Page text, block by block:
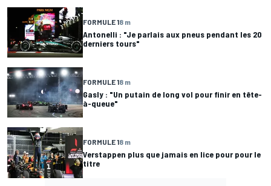
FORMULE 18 m
Antonelli : "Je parlais aux pneus pendant les 20
derniers tours"
FORMULE 18 m
Gasly : "Un putain de long vol pour finir en tête-
à-queue"
FORMULE 18 m
Verstappen plus que jamais en lice pour pour le
titre